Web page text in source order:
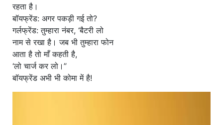
रहता है।
बॉयफ्रेंड: अगर पकड़ी गई तो?
गर्लफ्रेंड: तुम्हारा नंबर, ‘बैटरी लो
नाम से रखा है। जब भी तुम्हारा फोन
आता है तो माँ कहती है,
‘लो चार्ज कर लो।”
बॉयफ्रेंड अभी भी कोमा में है!